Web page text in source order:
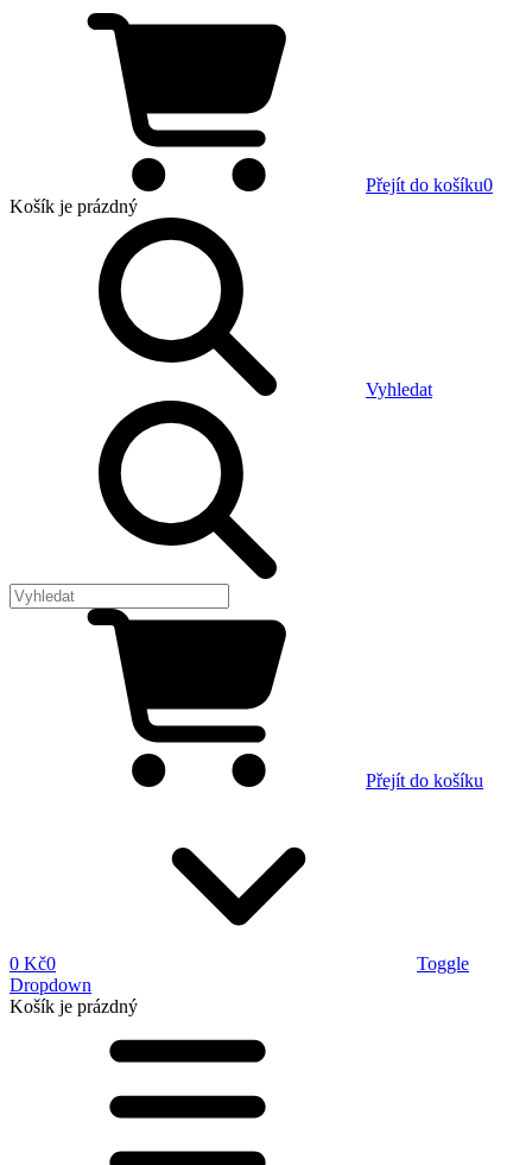
Přejít do košíku0
Košík je prázdný
Vyhledat
Přejít do košíku
0 Kč0
Toggle
Dropdown
Košík je prázdný